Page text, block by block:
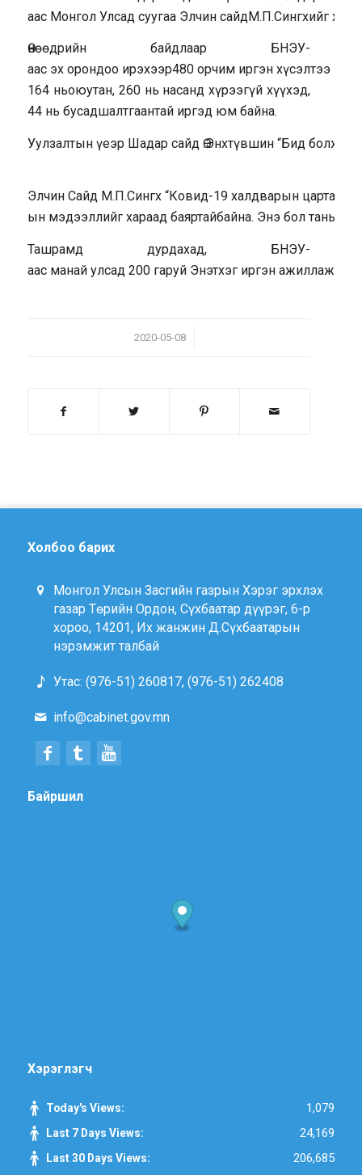
аас Монгол Улсад суугаа Элчин сайдМ.П.Сингхийг
Өнөөдрийн байдлаар БНЭУ-
аас эх орондоо ирэхээр480 орчим иргэн хүсэлтээ
164 ньоюутан, 260 нь насанд хүрээгүй хүүхэд,
44 нь бусадшалтгаантай иргэд юм байна.
Уулзалтын үеэр Шадар сайд Ө.Энхтүвшин“Бид болж
Элчин Сайд М.П.Сингх“Ковид-19 халдварын цар
ын мэдээллийг хараад баяртайбайна. Энэ бол таны
Ташрамд дурдахад, БНЭУ-
аас манай улсад200 гаруй Энэтхэг иргэн ажиллаж
2020-05-08
/
Холбоо барих
Монгол Улсын Засгийн газрын Хэрэг эрхлэх
газар Төрийн Ордон, Сүхбаатар дүүрэг, 6-р
хороо, 14201, Их жанжин Д.Сүхбаатарын
нэрэмжит талбай
Утас: (976-51) 260817, (976-51) 262408
info@cabinet.gov.mn
Байршил
Хэрэглэгч
Today's Views: 1,079
Last 7 Days Views: 24,169
Last 30 Days Views: 206,685